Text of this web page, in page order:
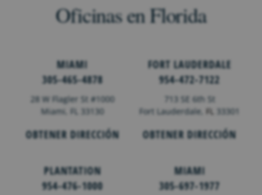
Oficinas en Florida
MIAMI
305-465-4878
28 W Flagler St #1000
Miami, FL 33130
OBTENER DIRECCIÓN
FORT LAUDERDALE
954-472-7122
713 SE 6th St
Fort Lauderdale,FL 33301
OBTENER DIRECCIÓN
PLANTATION
954-476-1000
MIAMI
305-697-1977